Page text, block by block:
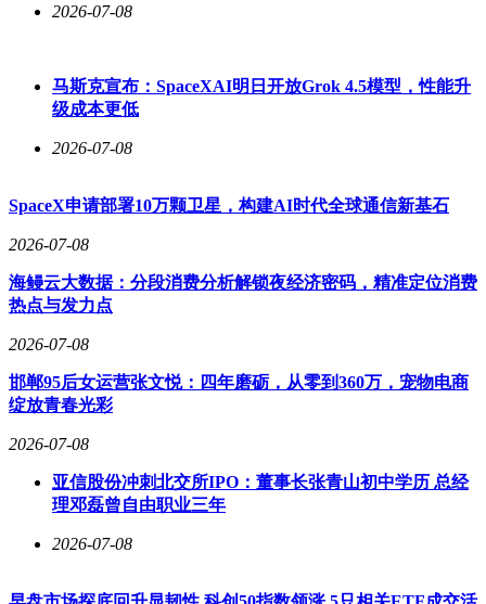
2026-07-08
马斯克宣布：SpaceXAI明日开放Grok 4.5模型，性能升
级成本更低
2026-07-08
SpaceX申请部署10万颗卫星，构建AI时代全球通信新基石
2026-07-08
海鳗云大数据：分段消费分析解锁夜经济密码，精准定位消费
热点与发力点
2026-07-08
邯郸95后女运营张文悦：四年磨砺，从零到360万，宠物电商
绽放青春光彩
2026-07-08
亚信股份冲刺北交所IPO：董事长张青山初中学历 总经
理邓磊曾自由职业三年
2026-07-08